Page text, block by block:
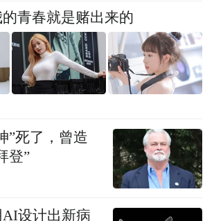
青春就是赌出来的
”死了，曾造
登”
设计出新病